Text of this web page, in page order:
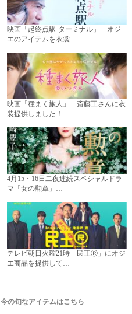
映画「起終点駅-ターミナル」 オジ
エのアイテムを衣裳…
映画「種まく旅人」 斎藤工さんに衣
装提供しました！
4月15・16日二夜連続スペシャルドラ
マ「女の勲章」…
テレビ朝日火曜21時「民王Ⓡ」にオジ
エ商品を提供して…
今の旬なアイテムはこちら